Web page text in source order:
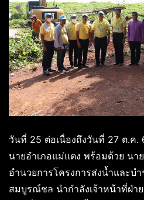
วันที่ 25 ต่อเนื่องถึงวันที่ 27 ต.ค
นายอำเภอแม่แตง พร้อมด้วย นา
อำนวยการโครงการส่งน้ำและบ
สมบูรณ์ชล นำกำลังเจ้าหน้าที่ฝ่า